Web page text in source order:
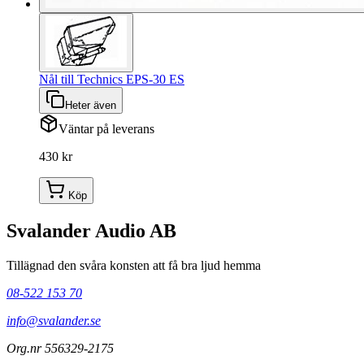
Nål till Technics EPS-30 ES
Heter även
Väntar på leverans
430 kr
Köp
Svalander Audio AB
Tillägnad den svåra konsten att få bra ljud hemma
08-522 153 70
info@svalander.se
Org.nr 556329-2175